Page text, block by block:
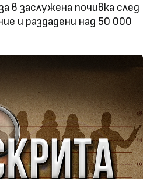
в заслужена почивка след
и раздадени над 50 000